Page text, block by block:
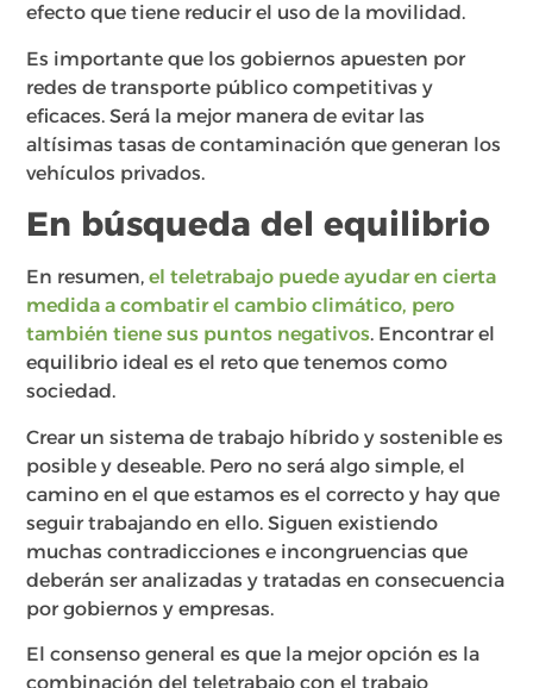
efecto que tiene reducir el uso de la movilidad.
Es importante que los gobiernos apuesten por
redes de transporte público competitivas y
eficaces. Será la mejor manera de evitar las
altísimas tasas de contaminación que generan los
vehículos privados.
En búsqueda del equilibrio
En resumen,el teletrabajo puede ayudar en cierta
medida a combatir el cambio climático, pero
también tiene sus puntos negativos. Encontrar el
equilibrio ideal es el reto que tenemos como
sociedad.
Crear un sistema de trabajo híbrido y sostenible es
posible y deseable. Pero no será algo simple, el
camino en el que estamos es el correcto y hay que
seguir trabajando en ello. Siguen existiendo
muchas contradicciones e incongruencias que
deberán ser analizadas y tratadas en consecuencia
por gobiernos y empresas.
El consenso general es que la mejor opción es la
combinación del teletrabajo con el trabajo